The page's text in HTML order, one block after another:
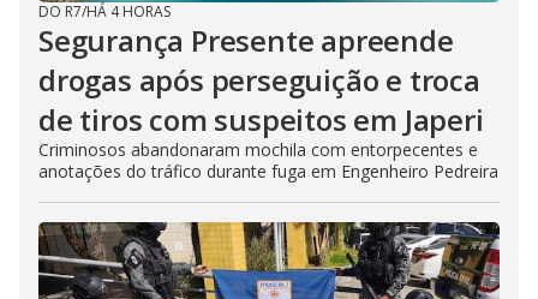
DO R7/HÁ 4 HORAS
Segurança Presente apreende
drogas após perseguição e troca
de tiros com suspeitos em Japeri
Criminosos abandonaram mochila com entorpecentes e
anotações do tráfico durante fuga em Engenheiro Pedreira